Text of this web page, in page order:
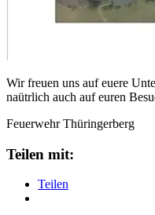
Wir freuen uns auf euere
naütrlich auch auf euren
Feuerwehr Thüringerberg
Teilen mit:
Teilen